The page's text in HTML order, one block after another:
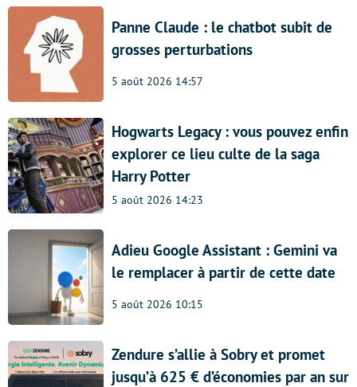
Panne Claude : le chatbot subit de
grosses perturbations
5 août 2026 14:57
Hogwarts Legacy : vous pouvez enfin
explorer ce lieu culte de la saga
Harry Potter
5 août 2026 14:23
Adieu Google Assistant : Gemini va
le remplacer à partir de cette date
5 août 2026 10:15
Zendure s’allie à Sobry et promet
jusqu’à 625 € d’économies par an sur